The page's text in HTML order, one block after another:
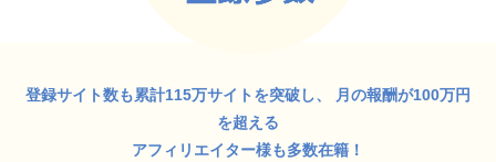
登録サイト数も累計115万サイトを突破し、
月の報酬が100万円
を超える
アフィリエイター様も多数在籍！